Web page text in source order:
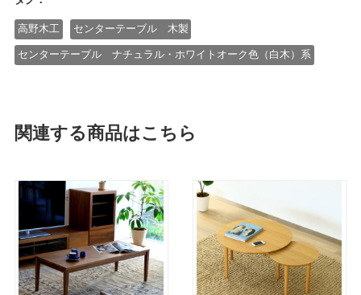
高野木工 センターテーブル 木製
センターテーブル ナチュラル・ホワイトオーク色（白木）系
関連する商品はこちら